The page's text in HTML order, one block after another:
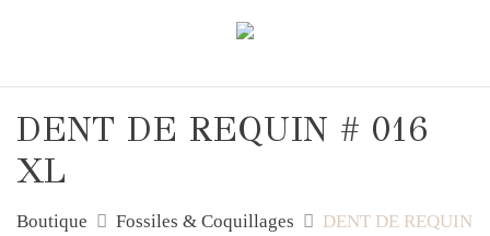
DENT DE REQUIN # 016
XL
Boutique Fossiles & Coquillages
DENT DE REQUIN